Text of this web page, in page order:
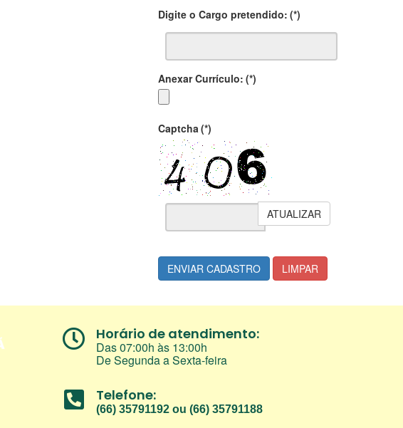
Digite o Cargo pretendido: (*)
Anexar Currículo: (*)
Captcha(*)
ATUALIZAR
ENVIAR CADASTRO LIMPAR
Horário de atendimento:
Das 07:00h às 13:00h
De Segunda a Sexta-feira
Telefone:
(66) 35791192 ou (66) 35791188